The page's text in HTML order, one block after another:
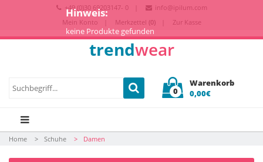
+49 (0)30 69203147- 0
info@ipilum.com
Mein Konto
Merkzettel (0) Zur Kasse
trendwear
0
Warenkorb
0,00€
Home Schuhe Damen
Hinweis:
keine Produkte gefunden